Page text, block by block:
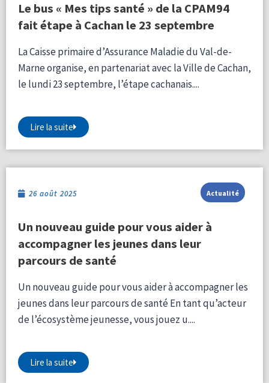
Le bus « Mes tips santé » de la CPAM94
fait étape à Cachan le 23 septembre
La Caisse primaire d’Assurance Maladie du Val-de-
Marne organise, en partenariat avec la Ville de Cachan,
le lundi 23 septembre, l’étape cachanais....
Lire la suite
26 août 2025 Actualité
Un nouveau guide pour vous aider à
accompagner les jeunes dans leur
parcours de santé
Un nouveau guide pour vous aider à accompagner les
jeunes dans leur parcours de santé En tant qu’acteur
de l’écosystème jeunesse, vous jouez u....
Lire la suite